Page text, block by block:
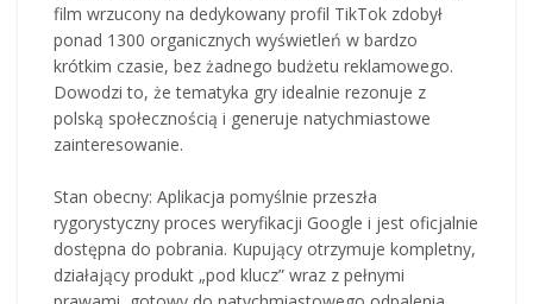
film wrzucony na dedykowany profil TikTok zdobył
ponad 1300 organicznych wyświetleń w bardzo
krótkim czasie, bez żadnego budżetu reklamowego.
Dowodzi to, że tematyka gry idealnie rezonuje z
polską społecznością i generuje natychmiastowe
zainteresowanie.
Stan obecny: Aplikacja pomyślnie przeszła
rygorystyczny proces weryfikacji Google i jest oficjalnie
dostępna do pobrania. Kupujący otrzymuje kompletny,
działający produkt „pod klucz” wraz z pełnymi